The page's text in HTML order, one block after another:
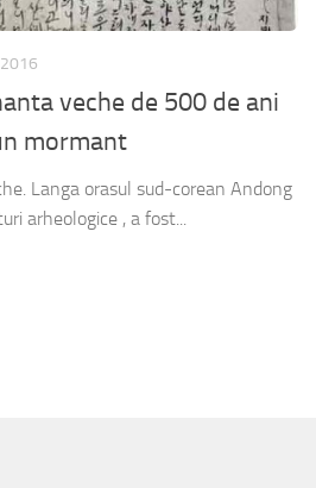
veche de 500 de ani
mormant
Langa orasul sud-corean Andong
arheologice , a fost...